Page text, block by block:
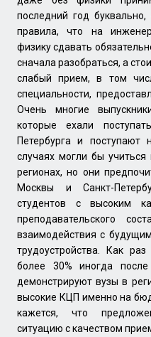
последний год
правила, что на
физику сдавать
сначала разобраться, а
слабый прием, в том
специальности,
Очень многие
которые ехали
Петербурга и
случаях могли бы
регионах, но они
Москвы и Санкт-
студентов с высоким
преподавательского
взаимодействия с
трудоустройства. Как
более 30% иногда
демонстрируют вузы в
высокие КЦП именно на
кажется, что
ситуацию с качеством